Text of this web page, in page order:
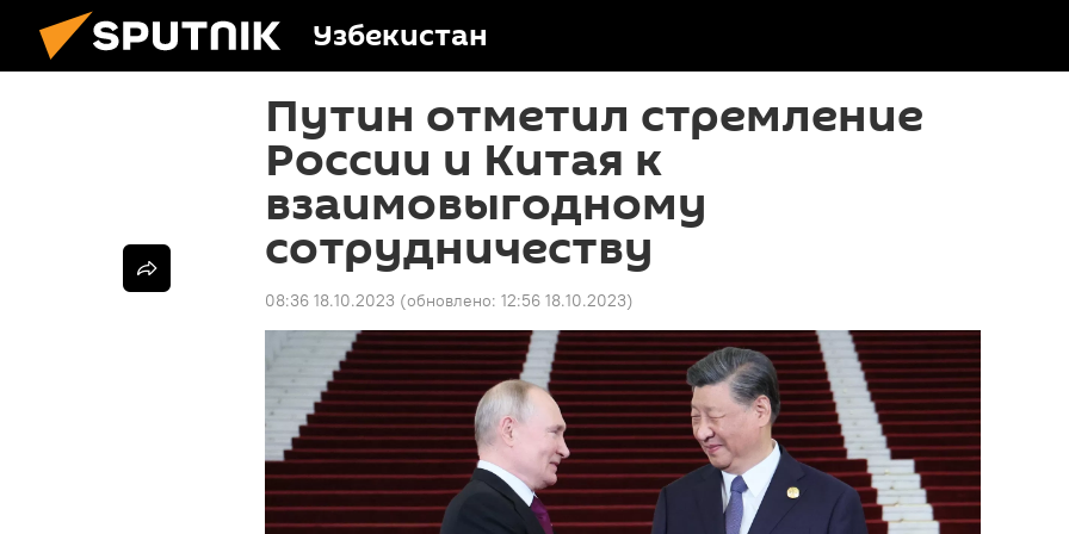
Узбекистан
Путин отметил стремление
России и Китая к
взаимовыгодному
сотрудничеству
08:36 18.10.2023 (обновлено: 12:56 18.10.2023)